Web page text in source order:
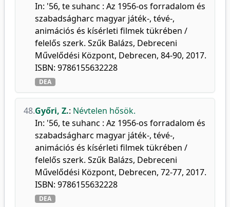
In: '56, te suhanc : Az 1956-os forradalom és
szabadságharc magyar játék-, tévé-,
animációs és kísérleti filmek tükrében /
felelős szerk. Szűk Balázs, Debreceni
Művelődési Központ, Debrecen, 84-90, 2017.
ISBN: 9786155632228
DEA
48.Győri, Z.: Névtelen hősök.
In: '56, te suhanc : Az 1956-os forradalom és
szabadságharc magyar játék-, tévé-,
animációs és kísérleti filmek tükrében /
felelős szerk. Szűk Balázs, Debreceni
Művelődési Központ, Debrecen, 72-77, 2017.
ISBN: 9786155632228
DEA